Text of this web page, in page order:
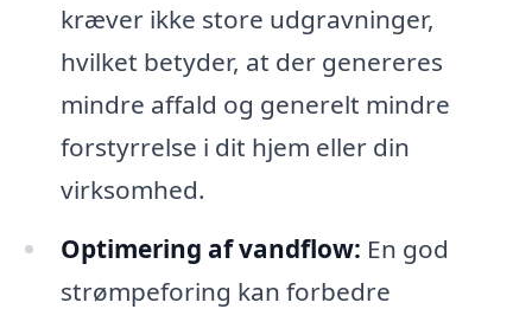
kræver ikke store udgravninger,
hvilket betyder, at der genereres
mindre affald og generelt mindre
forstyrrelse i dit hjem eller din
virksomhed.
Optimering af vandflow: En god
strømpeforing kan forbedre